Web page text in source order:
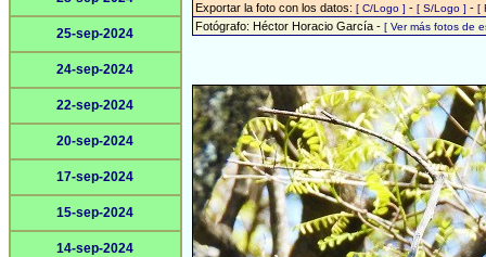
25-sep-2024
24-sep-2024
22-sep-2024
20-sep-2024
17-sep-2024
15-sep-2024
14-sep-2024
Exportar la foto con los datos: [ C/Logo ] - [ S/Logo ] - [
Fotógrafo: Héctor Horacio García - [ Ver más fotos de